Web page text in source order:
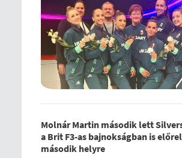
Molnár Martin második lett
a Brit F3-as bajnokságban is
második helyre